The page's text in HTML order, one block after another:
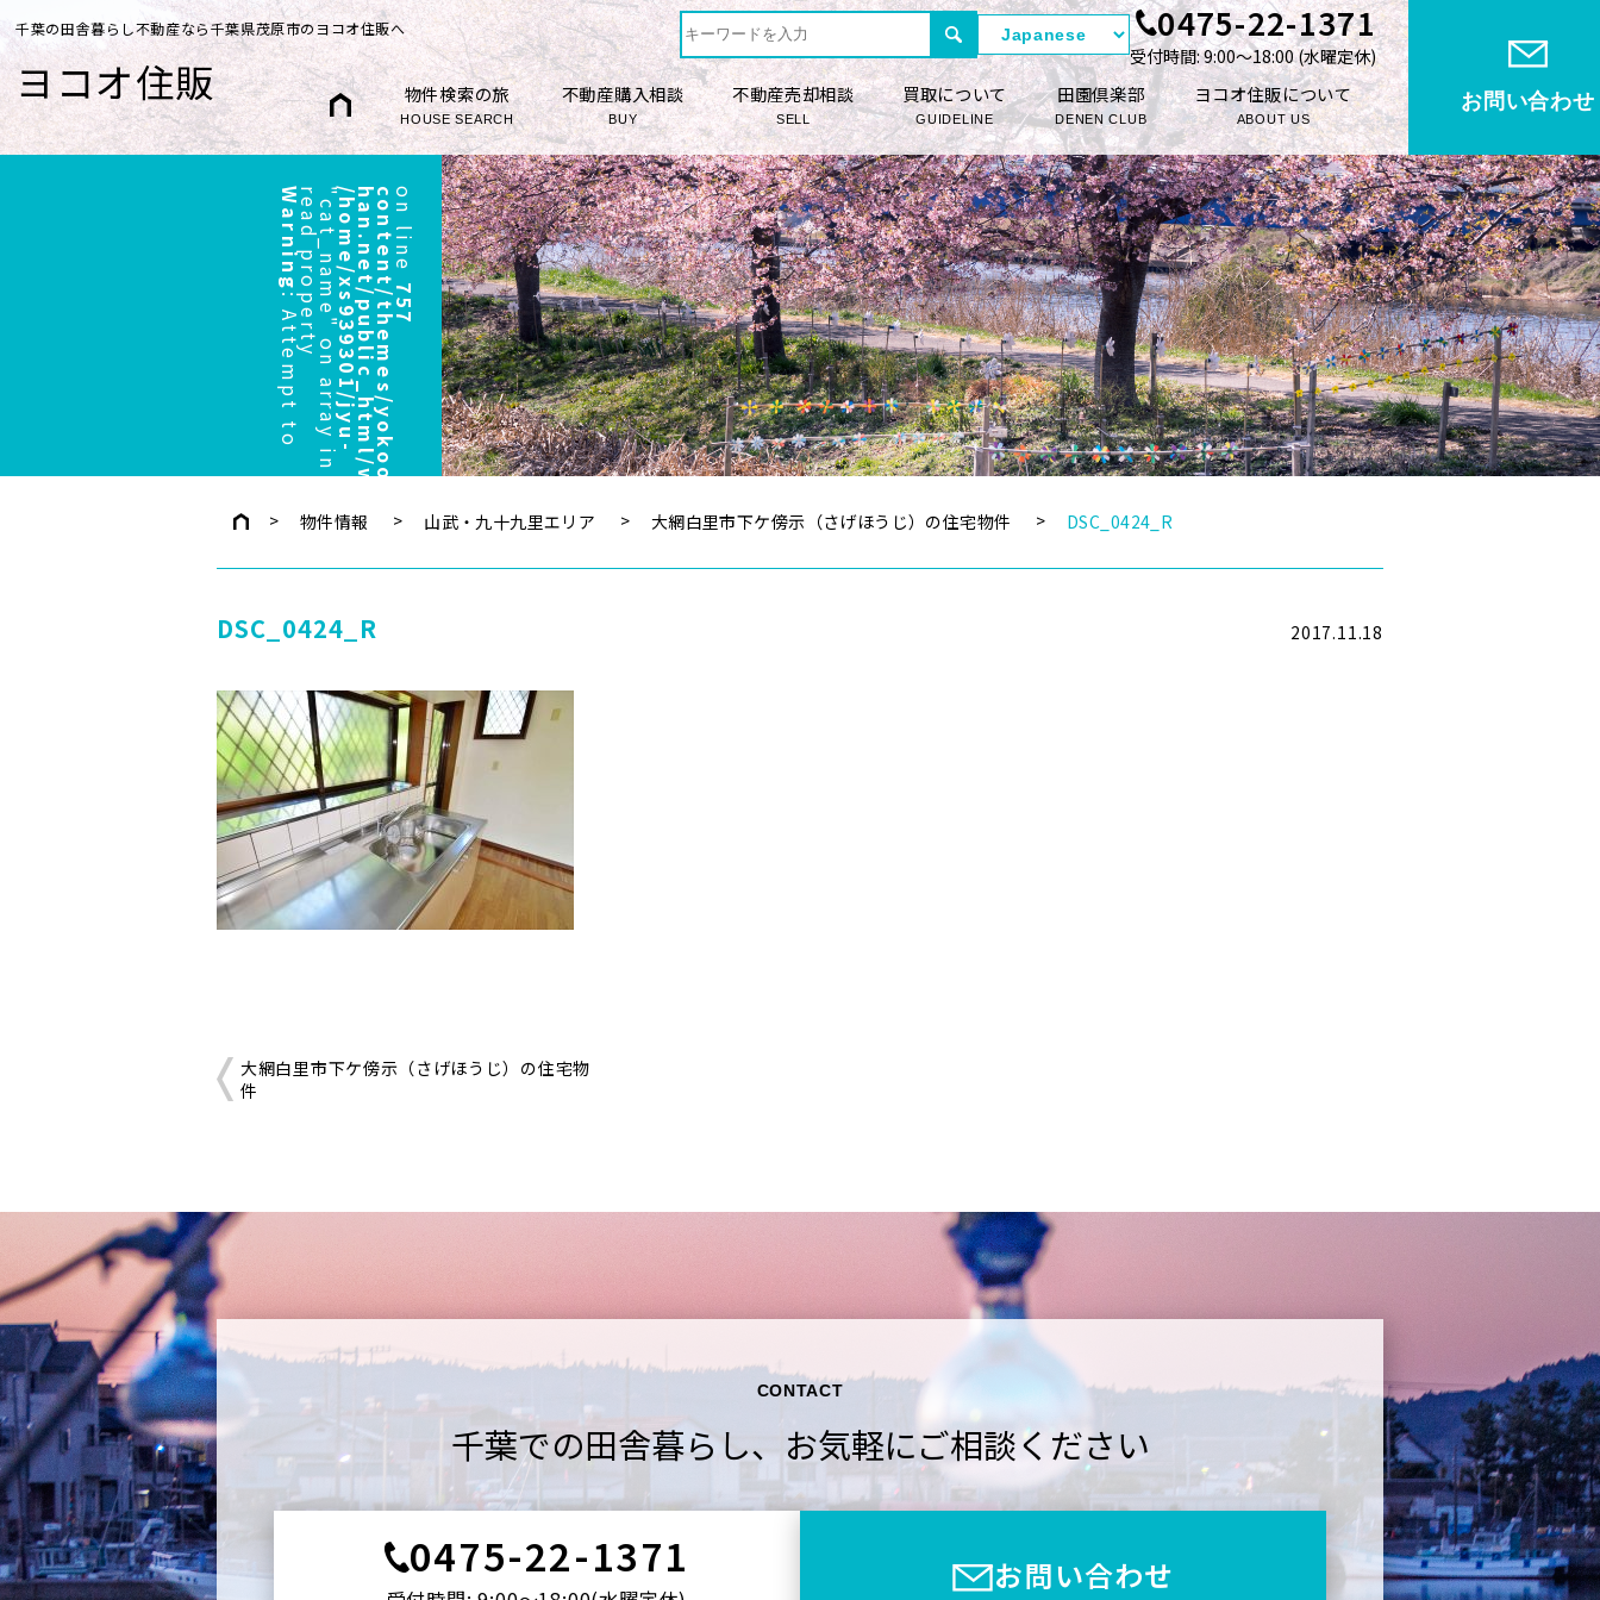
千葉の田舎暮らし不動産なら千葉県茂原市のヨコオ住販へ
ヨコオ住販
0475-22-1371
受付時間: 9:00〜18:00 (⽔曜定休)
物件検索の旅
HOUSE SEARCH
不動産購入相談
BUY
不動産売却相談
SELL
買取について
GUIDELINE
田園倶楽部
DENEN CLUB
ヨコオ住販について
ABOUT US
お問い合わせ
Warning
:
A
t
t
e
m
p
t
t
o
r
e
a
d
p
r
o
p
e
r
t
y
"
c
a
t
_
n
a
m
e
"
o
n
a
r
r
a
y
i
n/
h
o
m
e
/
x
s
9
3
9
3
0
1
/
j
y
u
-
h
a
n
.
n
e
t
/
p
u
b
l
i
c
_
h
t
m
l
/
w
p
/
w
p
-
c
o
n
t
e
n
t
/
t
h
e
m
e
s
/
y
o
k
o
o
/
h
e
a
d
e
r
.
p
hpon line
757
物件情報 山武・九十九里エリア 大網白里市下ケ傍示（さげほうじ）の住宅物件 DSC_0424_R
DSC_0424_R 2017.11.18
大網白里市下ケ傍示（さげほうじ）の住宅物
件
CONTACT
千葉での田舎暮らし、 お気軽にご相談ください
0475-22-1371 お問い合わせ